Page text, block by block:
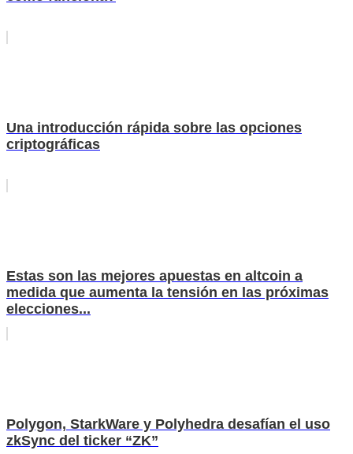
Una introducción rápida sobre las opciones
criptográficas
Estas son las mejores apuestas en altcoin a
medida que aumenta la tensión en las próximas
elecciones...
Polygon, StarkWare y Polyhedra desafían el uso
zkSync del ticker “ZK”